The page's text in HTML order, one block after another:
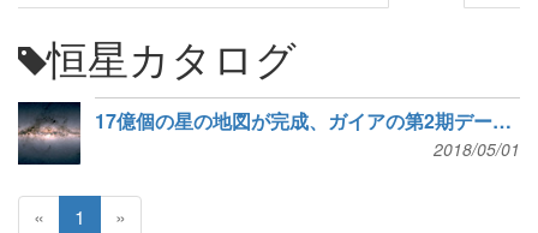
Topics
恒星カタログ
17億個の星の地図が完成、ガイアの第2期データ公開
2018/05/01
« 1 »